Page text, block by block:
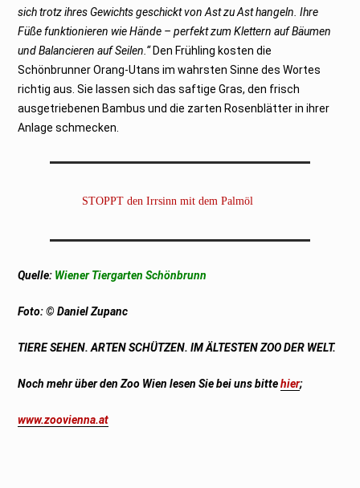
sich trotz ihres Gewichts geschickt von Ast zu Ast hangeln. Ihre
Füße funktionieren wie Hände – perfekt zum Klettern auf Bäumen
und Balancieren auf Seilen.“Den Frühling kosten die
Schönbrunner Orang-Utans im wahrsten Sinne des Wortes
richtig aus. Sie lassen sich das saftige Gras, den frisch
ausgetriebenen Bambus und die zarten Rosenblätter in ihrer
Anlage schmecken.
STOPPT den Irrsinn mit dem Palmöl
Quelle: Wiener Tiergarten Schönbrunn
Foto:© Daniel Zupanc
TIERE SEHEN. ARTEN SCHÜTZEN. IM ÄLTESTEN ZOO DER WELT.
Noch mehr über den Zoo Wien lesen Sie bei uns bittehier;
www.zoovienna.at